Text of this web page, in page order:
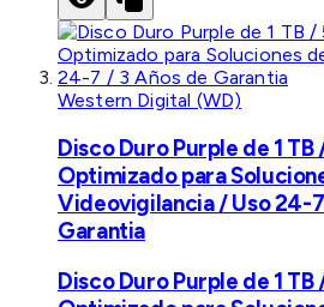
Western Digital (WD)
Disco Duro Purple de 1
Optimizado para
Videovigilancia / Uso 24-
Garantia
Disco Duro Purple de 1